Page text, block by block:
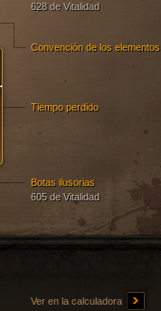
Botas ilusorias
605 de Vitalidad
Tiempo perdido
628 de Vitalidad
Convención de los elementos
Ver en la calculadora